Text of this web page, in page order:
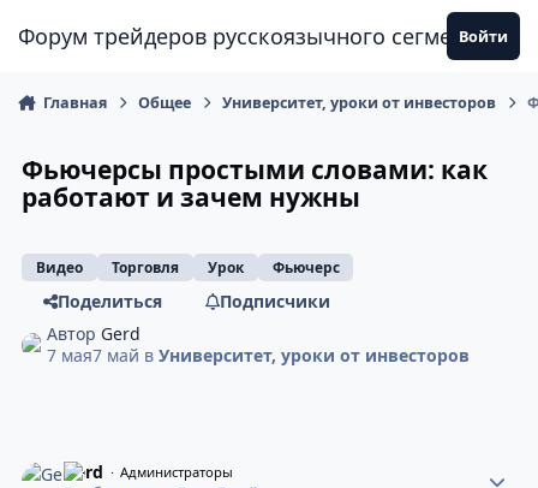
Форум трейдеров русскоязычного сегмента
Войти
Главная Общее Университет, уроки от инвесторов
Фьючерсы простыми словами: как
работают и зачем нужны
Видео Торговля Урок Фьючерс
Поделиться
Подписчики
Автор Gerd
7 мая7 май вУниверситет, уроки от инвесторов
Gerd Администраторы